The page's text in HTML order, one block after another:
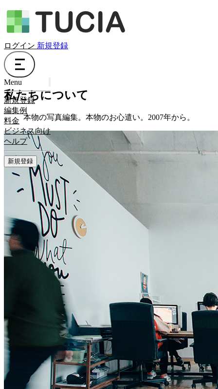
ログイン 新規登録
Menu
新規登録
編集例
料金
ビジネス向け
ヘルプ
新規登録
私たちについて
本物の写真編集。本物のお心遣い。2007年から。